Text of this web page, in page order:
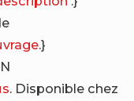
.}
. Disponible chez